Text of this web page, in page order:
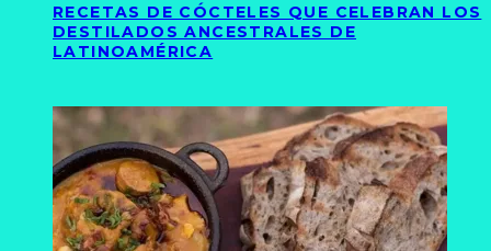
RECETAS DE CÓCTELES QUE CELEBRAN LOS
DESTILADOS ANCESTRALES DE
LATINOAMÉRICA